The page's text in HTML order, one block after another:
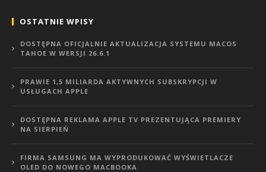
OSTATNIE WPISY
DOSTĘPNA OFICJALNIE AKTUALIZACJA SYSTEMU MACOS
TAHOE W WERSJI 26.6.1
PRAWIE 1,5 MILIARDA AKTYWNYCH SUBSKRYPCJI W
USŁUGACH APPLE
DOSTĘPNA REKLAMA APPLE TV PREZENTUJĄCA PREMIERY
NA SIERPIEŃ
FIRMA SAMSUNG MA WYPRODUKOWAĆ WYŚWIETLACZE
OLED DO NOWEGO MACBOOKA